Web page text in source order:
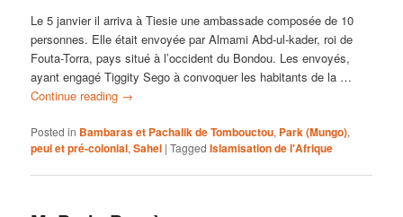
Le 5 janvier il arriva à Tiesie une ambassade composée de 10
personnes. Elle était envoyée par Almami Abd-ul-kader, roi de
Fouta-Torra, pays situé à l’occident du Bondou. Les envoyés,
ayant engagé Tiggity Sego à convoquer les habitants de la …
Continue reading →
Posted in Bambaras et Pachalik de Tombouctou, Park (Mungo),
peul et pré-colonial,Sahel |Tagged Islamisation de l'Afrique